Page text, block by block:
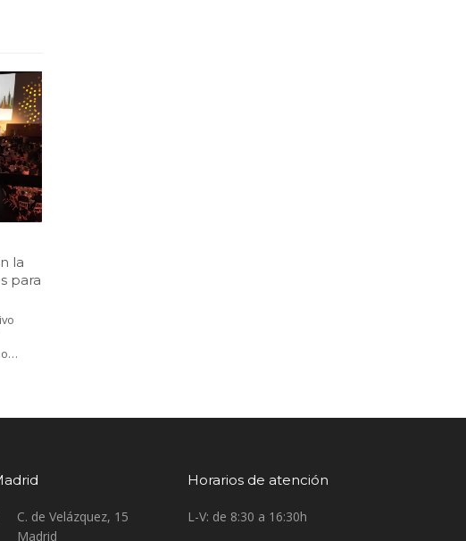
la
para
C. de Velázquez, 15
Madrid
Horarios de atención
L-V: de 8:30 a 16:30h